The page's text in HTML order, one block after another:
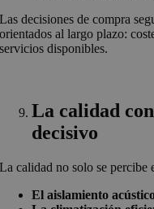
Las decisiones de compra
orientados al largo plazo:
servicios disponibles.
La calidad
decisivo
La calidad no solo se percibe
El aislamiento